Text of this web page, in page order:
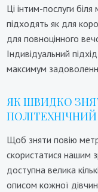
Ці інтим-послуги
підходять як для
для повноцінного
Індивідуальний
максимум
ЯК ШВИДКО
Щоб зняти повію
скористатися нашим
доступна велика
описом кожної